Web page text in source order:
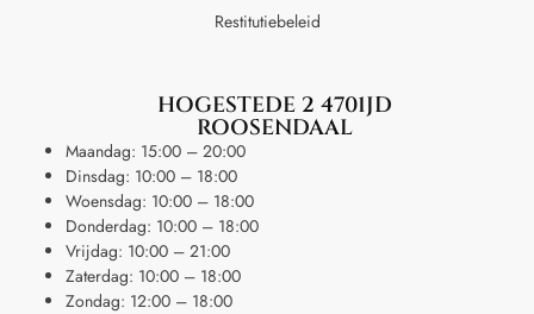
Restitutiebeleid
HOGESTEDE 2 4701JD
ROOSENDAAL
Maandag: 15:00 – 20:00
Dinsdag: 10:00 – 18:00
Woensdag: 10:00 – 18:00
Donderdag: 10:00 – 18:00
Vrijdag: 10:00 – 21:00
Zaterdag: 10:00 – 18:00
Zondag: 12:00 – 18:00